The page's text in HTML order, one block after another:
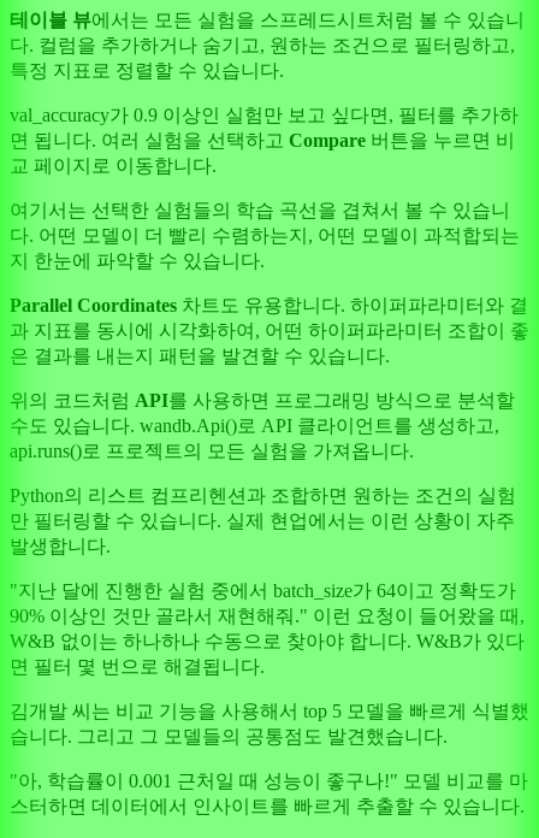
테이블 뷰에서는 모든 실험을 스프레드시트처럼 볼 수 있습니
다. 컬럼을 추가하거나 숨기고, 원하는 조건으로 필터링하고,
특정 지표로 정렬할 수 있습니다.
val_accuracy가 0.9 이상인 실험만 보고 싶다면, 필터를 추가하
면 됩니다. 여러 실험을 선택하고 Compare 버튼을 누르면 비
교 페이지로 이동합니다.
여기서는 선택한 실험들의 학습 곡선을 겹쳐서 볼 수 있습니
다. 어떤 모델이 더 빨리 수렴하는지, 어떤 모델이 과적합되는
지 한눈에 파악할 수 있습니다.
Parallel Coordinates 차트도 유용합니다. 하이퍼파라미터와 결
과 지표를 동시에 시각화하여, 어떤 하이퍼파라미터 조합이 좋
은 결과를 내는지 패턴을 발견할 수 있습니다.
위의 코드처럼 API를 사용하면 프로그래밍 방식으로 분석할
수도 있습니다. wandb.Api()로 API 클라이언트를 생성하고,
api.runs()로 프로젝트의 모든 실험을 가져옵니다.
Python의 리스트 컴프리헨션과 조합하면 원하는 조건의 실험
만 필터링할 수 있습니다. 실제 현업에서는 이런 상황이 자주
발생합니다.
"지난 달에 진행한 실험 중에서 batch_size가 64이고 정확도가
90% 이상인 것만 골라서 재현해줘." 이런 요청이 들어왔을 때,
W&B 없이는 하나하나 수동으로 찾아야 합니다. W&B가 있다
면 필터 몇 번으로 해결됩니다.
김개발 씨는 비교 기능을 사용해서 top 5 모델을 빠르게 식별했
습니다. 그리고 그 모델들의 공통점도 발견했습니다.
"아, 학습률이 0.001 근처일 때 성능이 좋구나!" 모델 비교를 마
스터하면 데이터에서 인사이트를 빠르게 추출할 수 있습니다.